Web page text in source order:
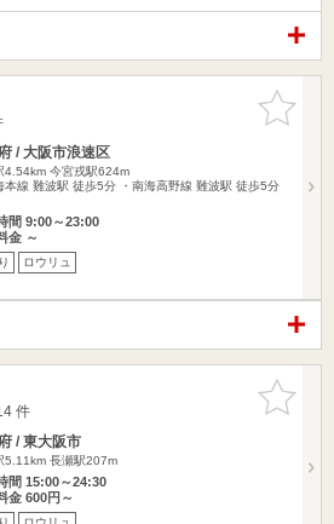
お気に入
りに追加
/ 大阪市浪速区
4.54km 今宮戎駅624m
本線 難波駅 徒歩5分 ・南海高野線 難波駅 徒歩5分
間 9:00～23:00
金 ～
ロウリュ
お気に入
りに追加
件
/ 東大阪市
5.11km 長瀬駅207m
間 15:00～24:30
金 600円～